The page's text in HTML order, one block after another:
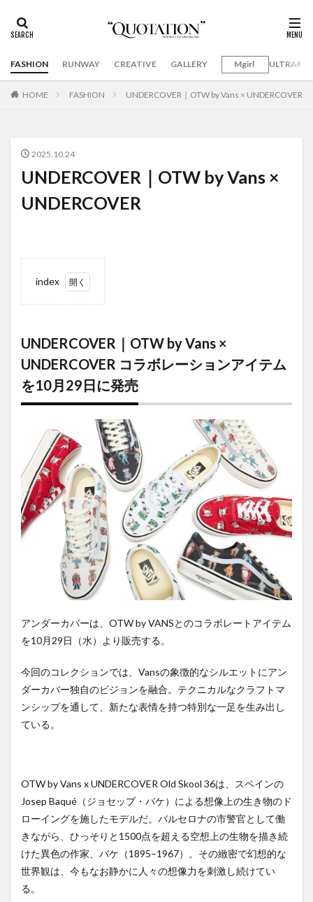
FASHION RUNWAY CREATIVE GALLERY Mgirl
HOME FASHION UNDERCOVER｜OTW by Vans × UNDERCOVER
2025.10.24
UNDERCOVER｜OTW by Vans ×
UNDERCOVER
index
1
Vans ×
UNDERCOVER
コラボレーシ
ョンアイテム
を10月29日に
発売
UNDERCOVER｜OTW by Vans ×
UNDERCOVER コラボレーションアイテム
を10月29日に発売
アンダーカバーは、OTW by VANSとのコラボレートアイテム
を10月29日（水）より販売する。
今回のコレクションでは、Vansの象徴的なシルエットにアン
ダーカバー独自のビジョンを融合。テクニカルなクラフトマ
ンシップを通して、新たな表情を持つ特別な一足を生み出し
ている。
OTW by Vans x UNDERCOVER Old Skool 36は、スペインの
Josep Baqué（ジョセップ・バケ）による想像上の生き物のド
ローイングを施したモデルだ。バルセロナの市警官として働
きながら、ひっそりと1500点を超える空想上の生物を描き続
けた異色の作家、バケ（1895–1967）。その緻密で幻想的な
世界観は、今もなお静かに人々の想像力を刺激し続けてい
る。